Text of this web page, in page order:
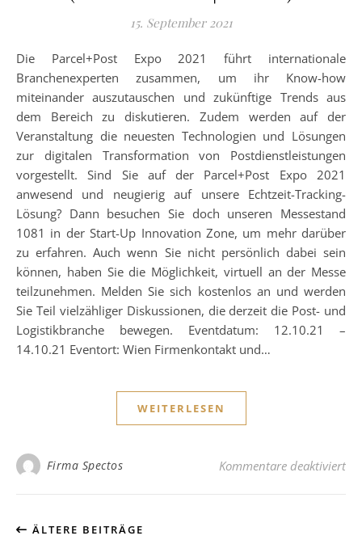
15. September 2021
Die Parcel+Post Expo 2021 führt internationale
Branchenexperten zusammen, um ihr Know-how
miteinander auszutauschen und zukünftige Trends aus
dem Bereich zu diskutieren. Zudem werden auf der
Veranstaltung die neuesten Technologien und Lösungen
zur digitalen Transformation von Postdienstleistungen
vorgestellt. Sind Sie auf der Parcel+Post Expo 2021
anwesend und neugierig auf unsere Echtzeit-Tracking-
Lösung? Dann besuchen Sie doch unseren Messestand
1081 in der Start-Up Innovation Zone, um mehr darüber
zu erfahren. Auch wenn Sie nicht persönlich dabei sein
können, haben Sie die Möglichkeit, virtuell an der Messe
teilzunehmen. Melden Sie sich kostenlos an und werden
Sie Teil vielzähliger Diskussionen, die derzeit die Post- und
Logistikbranche bewegen. Eventdatum: 12.10.21 –
14.10.21 Eventort: Wien Firmenkontakt und…
WEITERLESEN
Firma Spectos Kommentare deaktiviertfür
ÄLTERE BEITRÄGE